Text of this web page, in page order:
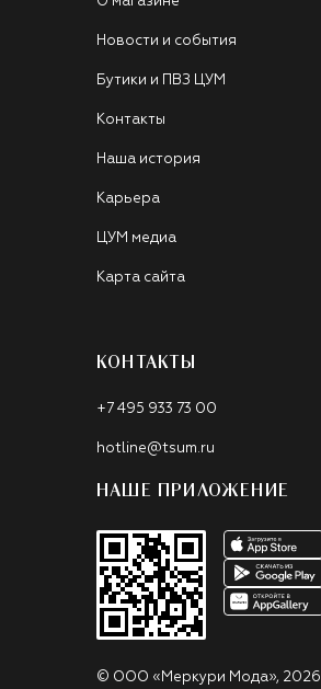
Новости и события
Бутики и ПВЗ ЦУМ
Контакты
Наша история
Карьера
ЦУМ медиа
Карта сайта
КОНТАКТЫ
+7 495 933 73 00
hotline@tsum.ru
НАШЕ ПРИЛОЖЕНИЕ
© ООО «Меркури Мода», 2026